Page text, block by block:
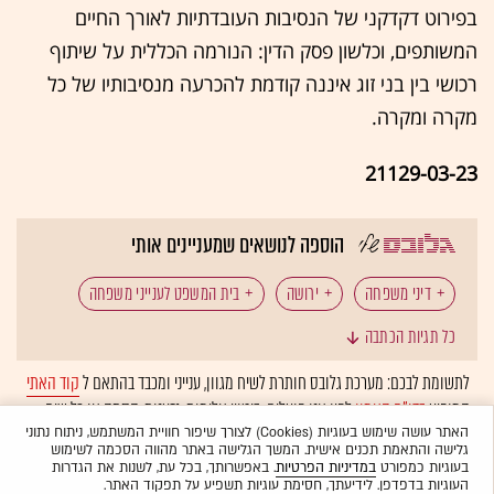
בפירוט דקדקני של הנסיבות העובדתיות לאורך החיים
המשותפים, וכלשון פסק הדין: הנורמה הכללית על שיתוף
רכושי בין בני זוג איננה קודמת להכרעה מנסיבותיו של כל
מקרה ומקרה.
21129-03-23
הוספה לנושאים שמעניינים אותי
דיני משפחה ירושה בית המשפט לענייני משפחה
חוק יחסי ממון עיזבון רכוש משותף
כל תגיות הכתבה
לתשומת לבכם: מערכת גלובס חותרת לשיח מגוון, ענייני ומכבד בהתאם לקוד האתי
המופיעבדו"ח האמוןלפיו אנו פועלים. ביטויי אלימות, גזענות, הסתה או כל שיח
בלתי הולם אחר מסוננים בצורהאוטומטיתולא יפורסמו באתר.
האתר עושה שימוש בעוגיות (Cookies) לצורך שיפור חוויית המשתמש, ניתוח נתוני
גלישה והתאמת תכנים אישית. המשך הגלישה באתר מהווה הסכמה לשימוש
בעוגיות כמפורטבמדיניות הפרטיות. באפשרותך, בכל עת, לשנות את הגדרות
העוגיות בדפדפן. לידיעתך, חסימת עוגיות תשפיע על תפקוד האתר.